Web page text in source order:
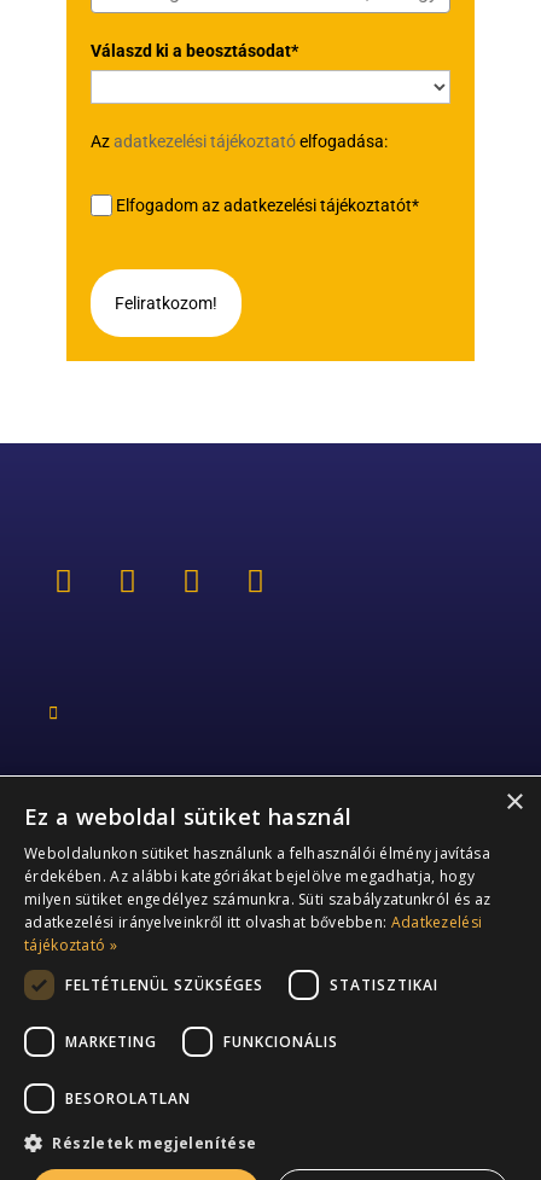
Válaszd ki a beosztásodat*
Azadatkezelési tájékoztatóelfogadása:
Elfogadom az adatkezelési tájékoztatót*
Feliratkozom!
Kapcsolat
+36 70 363 2178
info@performia.hu
2141 Csömör,
Arany János utca 4.
ÁSZFSzerzői jogokAdatvédelmi szabályzat
×
Ez a weboldal sütiket használ
Weboldalunkon sütiket használunk a felhasználói élmény javítása
érdekében. Az alábbi kategóriákat bejelölve megadhatja, hogy
milyen sütiket engedélyez számunkra. Süti szabályzatunkról és az
adatkezelési irányelveinkről itt olvashat bővebben: Adatkezelési
tájékoztató »
FELTÉTLENÜL SZÜKSÉGES
STATISZTIKAI
MARKETING FUNKCIONÁLIS
BESOROLATLAN
Részletek megjelenítése